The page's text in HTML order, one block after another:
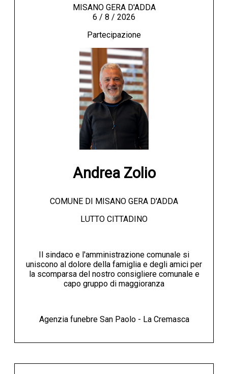
MISANO GERA D'ADDA
6 / 8 / 2026
Partecipazione
Andrea Zolio
COMUNE DI MISANO GERA D'ADDA
LUTTO CITTADINO
Il sindaco e l'amministrazione comunale si
uniscono al dolore della famiglia e degli amici per
la scomparsa del nostro consigliere comunale e
capo gruppo di maggioranza
Agenzia funebre San Paolo - La Cremasca